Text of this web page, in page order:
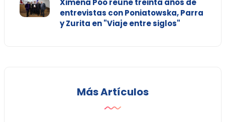
Ximena Póo reúne treinta años de
entrevistas con Poniatowska, Parra
y Zurita en "Viaje entre siglos"
Más Artículos